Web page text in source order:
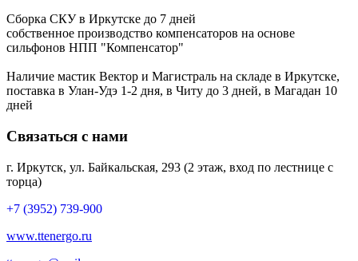
Сборка СКУ в Иркутске до 7 дней
собственное производство компенсаторов на основе
сильфонов НПП "Компенсатор"
Наличие мастик Вектор и Магистраль на складе в Иркутске,
поставка в Улан-Удэ 1-2 дня, в Читу до 3 дней, в Магадан 10
дней
Связаться с нами
г. Иркутск, ул. Байкальская, 293 (2 этаж, вход по лестнице с
торца)
+7 (3952) 739-900
www.ttenergo.ru